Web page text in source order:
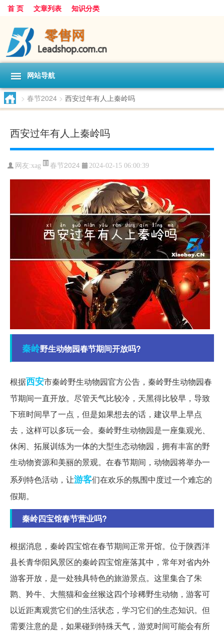
首 页 文章列表 知识分类
网站导航
> 春节2024 > 西安过年有人上秦岭吗
西安过年有人上秦岭吗
网友:xag 春节2024 2024-02-15 06:00:39
秦岭野生动物园春节期间开放吗?
根据西安市秦岭野生动物园官方公告，秦岭野生动物园春
节期间一直开放。尽管天气比较冷，天黑得比较早，导致
下班时间早了一点，但是如果想去的话，建议早上早点
去，这样可以多玩一会。秦岭野生动物园是一座集观光、
休闲、拓展训练为一体的大型生态动物园，拥有丰富的野
生动物资源和美丽的景观。在春节期间，动物园将举办一
系列特色活动，让游客们在欢乐的氛围中度过一个难忘的
假期。
秦岭四宝馆春节营业吗?
根据消息，秦岭四宝馆在春节期间正常开馆。位于陕西洋
县长青华阳风景区的秦岭四宝馆座落其中，常年对省内外
游客开放，是一处独具特色的旅游景点。这里集合了朱
鹮、羚牛、大熊猫和金丝猴这四个珍稀野生动物，游客可
以近距离观赏它们的生活状态，学习它们的生态知识。但
需要注意的是，如果碰到特殊天气，游览时间可能会有所